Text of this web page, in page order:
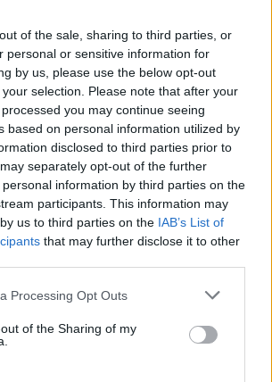
of the sale, sharing to third parties, or
personal or sensitive information for
by us, please use the below opt-out
selection. Please note that after your
you may continue seeing
based on personal information utilized by
disclosed to third parties prior to
separately opt-out of the further
information by third parties on the
participants. This information may
us to third parties on the IAB’s List of
that may further disclose it to other
Processing Opt Outs
of the Sharing of my
Lola
En La Vida
Tiemblo
ser mi amiga
Palo